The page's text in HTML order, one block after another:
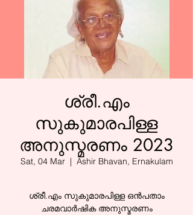
ശ്രീ.എം
സുകുമാരപിള്ള
അനുസ്മരണം 2023
Sat, 04 Mar
  |
Ashir Bhavan, Ernakulam
ശ്രീ.എം സുകുമാരപിള്ള ഒൻപതാം
ചരമവാർഷിക അനുസ്മരണം